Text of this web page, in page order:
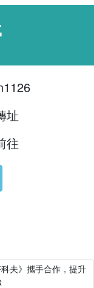
址
往
夫》攜手合作，提升